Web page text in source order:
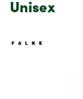
Unisex